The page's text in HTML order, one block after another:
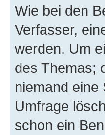
Wie bei den
Verfasser,
werden. Um
des Themas;
niemand eine
Umfrage
schon ein